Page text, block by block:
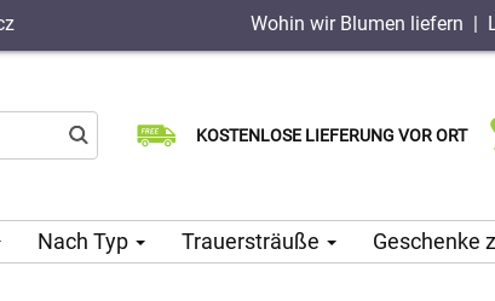
Wohin wir Blumen liefern |
KOSTENLOSE LIEFERUNG VOR ORT
Lieferung am selben Tag möglich
Wählen Sie Ihr Lieferdatum
Nach Typ Trauersträuße Geschenke